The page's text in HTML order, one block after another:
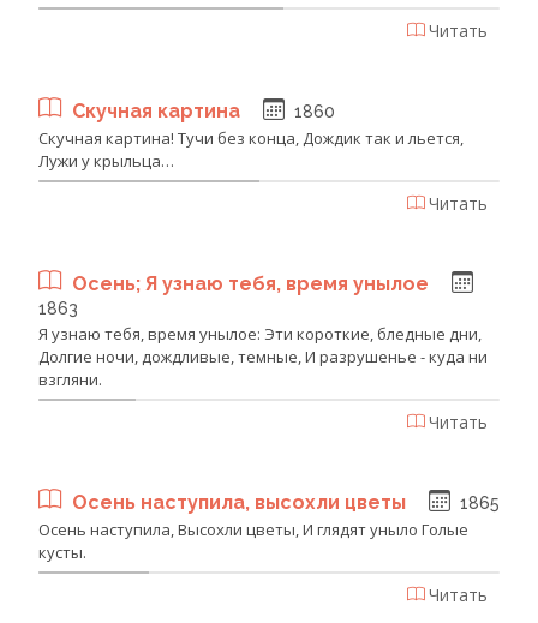
Читать
Скучная картина 1860
Скучная картина! Тучи без конца, Дождик так и льется,
Лужи у крыльца…
Читать
Осень; Я узнаю тебя, время унылое
1863
Я узнаю тебя, время унылое: Эти короткие, бледные дни,
Долгие ночи, дождливые, темные, И разрушенье - куда ни
взгляни.
Читать
Осень наступила, высохли цветы 1865
Осень наступила, Высохли цветы, И глядят уныло Голые
кусты.
Читать